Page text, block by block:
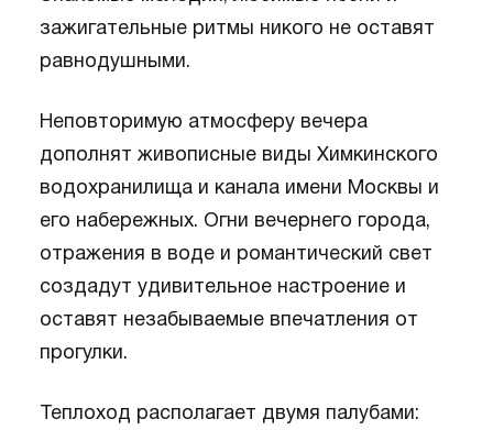
зажигательные ритмы никого не оставят
равнодушными.
Неповторимую атмосферу вечера
дополнят живописные виды Химкинского
водохранилища и канала имени Москвы и
его набережных. Огни вечернего города,
отражения в воде и романтический свет
создадут удивительное настроение и
оставят незабываемые впечатления от
прогулки.
Теплоход располагает двумя палубами: